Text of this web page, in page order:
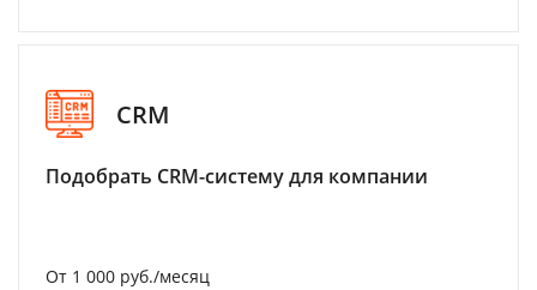
CRM
Подобрать CRM-систему для компании
От 1 000 руб./месяц